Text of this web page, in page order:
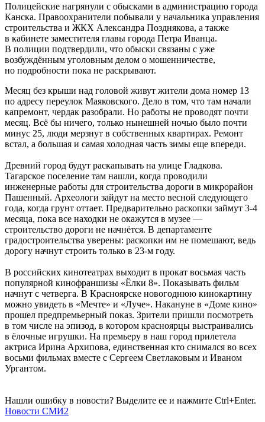
Полицейские нагрянули с обысками в администрацию города
Канска. Правоохранители побывали у начальника управления
строительства и ЖКХ Александра Позднякова, а также
в кабинете заместителя главы города Петра Иванца.
В полиции подтвердили, что обыски связаны с уже
возбуждённым уголовным делом о мошенничестве,
но подробности пока не раскрывают.
Месяц без крыши над головой живут жители дома номер 13
по адресу переулок Маяковского. Дело в том, что там начали
капремонт, чердак разобрали. Но работы не проводят почти
месяц. Всё бы ничего, только нынешней ночью было почти
минус 25, люди мерзнут в собственных квартирах. Ремонт
встал, а большая и самая холодная часть зимы еще впереди.
Древний город будут раскапывать на улице Гладкова.
Тагарское поселение там нашли, когда проводили
инженерные работы для строительства дороги в микрорайон
Пашенный. Археологи зайдут на место весной следующего
года, когда грунт оттает. Предварительно раскопки займут 3-4
месяца, пока все находки не окажутся в музее —
строительство дороги не начнётся. В департаменте
градостроительства уверены: раскопки им не помешают, ведь
дорогу начнут строить только в 23-м году.
В российских кинотеатрах выходит в прокат восьмая часть
популярной кинофраншизы «Ёлки 8». Показывать фильм
начнут с четверга. В Красноярске новогоднюю кинокартину
можно увидеть в «Мечте» и «Луче». Накануне в «Доме кино»
прошел предпремьерный показ. Зрители пришли посмотреть
в том числе на эпизод, в котором красноярцы выстраивались
в ёлочные игрушки. На премьеру в наш город прилетела
актриса Ирина Архипова, единственная кто снимался во всех
восьми фильмах вместе с Сергеем Светлаковым и Иваном
Ургантом.
Нашли ошибку в новости? Выделите ее и нажмите Ctrl+Enter.
Новости СМИ2